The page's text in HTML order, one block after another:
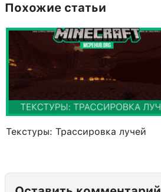
Похожие статьи
Текстуры: Трассировка лучей